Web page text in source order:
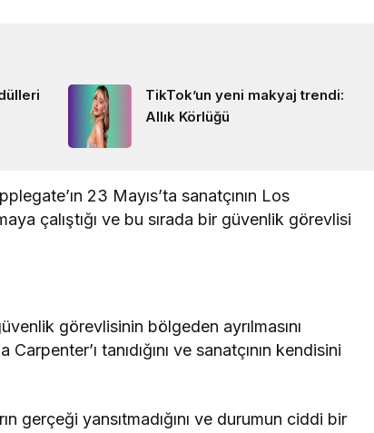
TikTok’un yeni makyaj trendi:
Allık Körlüğü
23 Mayıs’ta sanatçının Los
çalıştığı ve bu sırada bir güvenlik görevlisi
görevlisinin bölgeden ayrılmasını
tanıdığını ve sanatçının kendisini
gerçeği yansıtmadığını ve durumun ciddi bir